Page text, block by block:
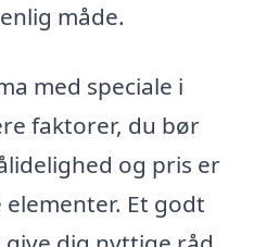
måde.
med speciale i
faktorer, du bør
og pris er
Et godt